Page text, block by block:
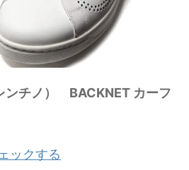
ンチノ） BACKNET カーフ
ックする